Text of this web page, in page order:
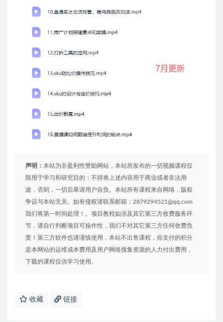
声明： 本站为非盈利性赞助网站，本站所发布的一切视频课程仅
限用于学习和研究目的；不得将上述内容用于商业或者非法用
途，否则，一切后果请用户自负。本站所有课程来自网络，版权
争议与本站无关。如有侵权请联系邮箱：2879294521@qq.com
我们将第一时间处理！。项目教程如涉及其它第三方收费服务环
节，请自行判断项目可操作性，我们不对其它第三方任何收费负
责！第三方软件也请谨慎使用，本站不出售课程，你支付的积分
是本网站的运维成本费用及用户网络搜集资源的人力付出费用，
下载的课程仅供学习使用。
收藏 链接